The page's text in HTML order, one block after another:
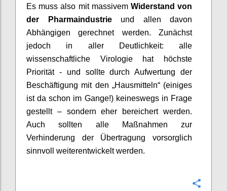
Es muss also mit massivem Widerstand von
der Pharmaindustrieund allen davon
Abhängigen gerechnet werden. Zunächst
jedoch in aller Deutlichkeit: alle
wissenschaftliche Virologie hat höchste
Priorität - und sollte durch Aufwertung der
Beschäftigung mit den „Hausmitteln“ (einiges
ist da schon im Gange!) keineswegs in Frage
gestellt – sondern eher
bereichert werden.
Auch sollten alle Maßnahmen zur
Verhinderung der Übertragung vorsorglich
sinnvoll
weiterentwickelt werden.